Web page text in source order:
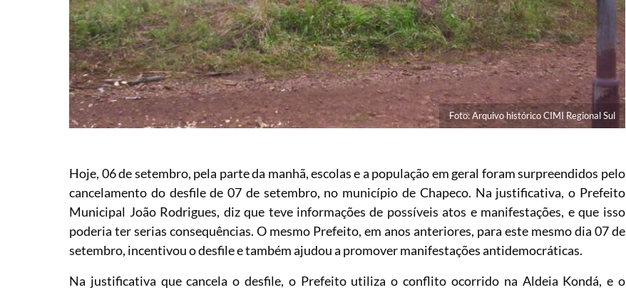
Foto: Arquivo histórico CIMI Regional Sul
Hoje, 06 de setembro, pela parte da manhã, escolas e a população em geral foram surpreendidos pelo
cancelamento do desfile de 07 de setembro, no município de Chapeco. Na justificativa, o Prefeito
Municipal João Rodrigues, diz que teve informações de possíveis atos e manifestações, e que isso
poderia ter serias consequências. O mesmo Prefeito, em anos anteriores, para este mesmo dia 07 de
setembro, incentivou o desfile e também ajudou a promover manifestações antidemocráticas.
Na justificativa que cancela o desfile, o Prefeito utiliza o conflito ocorrido na Aldeia Kondá, e o